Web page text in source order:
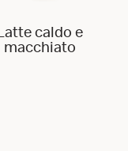
Latte caldo e
macchiato